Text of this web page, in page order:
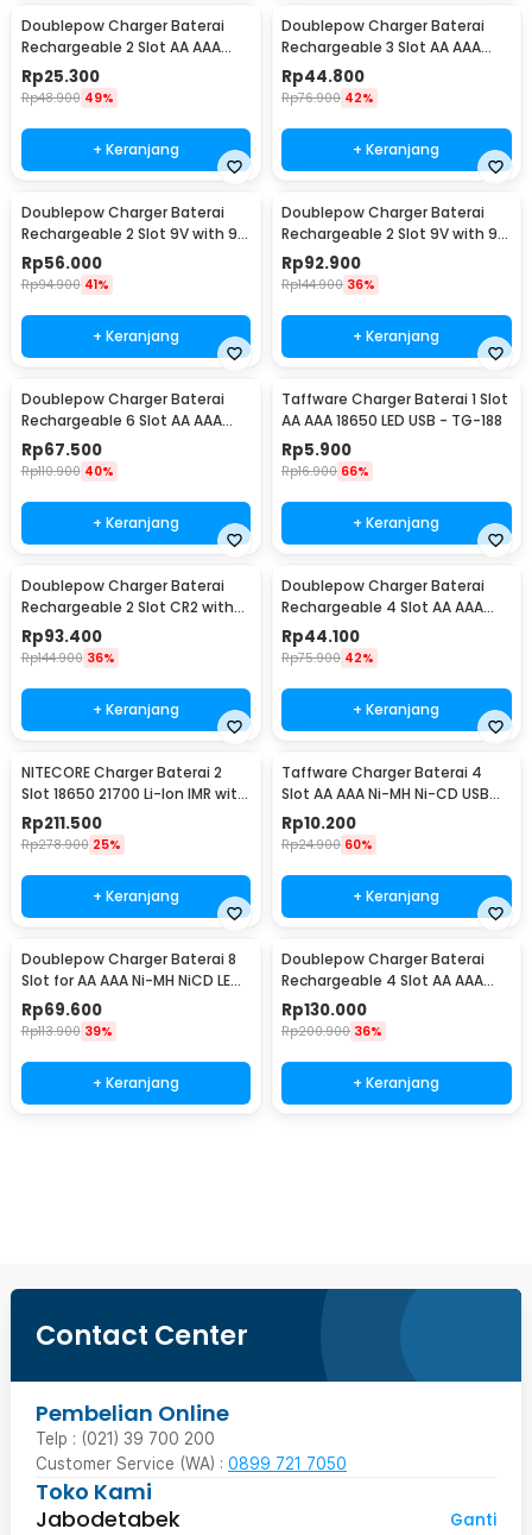
Doublepow Charger Baterai
Rechargeable 2 Slot AA AAA
with AA 2 PCS - DP-B01 800
Rp25.300
Rp48.900 49%
+ Keranjang
Doublepow Charger Baterai
Rechargeable 3 Slot AA AAA
with AA 3 PCS - DP-B33
Rp44.800
Rp76.900 42%
+ Keranjang
Doublepow Charger Baterai
Rechargeable 2 Slot 9V with 9V
1 PCS - DP-B09
Rp56.000
Rp94.900 41%
+ Keranjang
Doublepow Charger Baterai
Rechargeable 2 Slot 9V with 9V
2 PCS - DP-B09
Rp92.900
Rp144.900 36%
+ Keranjang
Doublepow Charger Baterai
Rechargeable 6 Slot AA AAA
with AA 6 PCS - DP-B06
Rp67.500
Rp110.900 40%
+ Keranjang
Taffware Charger Baterai 1 Slot
AA AAA 18650 LED USB - TG-188
Rp5.900
Rp16.900 66%
+ Keranjang
Doublepow Charger Baterai
Rechargeable 2 Slot CR2 with
CR2 2 PCS - DP-K06
Rp93.400
Rp144.900 36%
+ Keranjang
Doublepow Charger Baterai
Rechargeable 4 Slot AA AAA
with AA 4 PCS - DP-U82
Rp44.100
Rp75.900 42%
+ Keranjang
NITECORE Charger Baterai 2
Slot 18650 21700 Li-Ion IMR with
LED Light - UI2
Rp211.500
Rp278.900 25%
+ Keranjang
Taffware Charger Baterai 4
Slot AA AAA Ni-MH Ni-CD USB
Plug - B-04
Rp10.200
Rp24.900 60%
+ Keranjang
Doublepow Charger Baterai 8
Slot for AA AAA Ni-MH NiCD LED
Light - DP-K18
Rp69.600
Rp113.900 39%
+ Keranjang
Doublepow Charger Baterai
Rechargeable 4 Slot AA AAA
with AA 4 PCS - DP-K11
Rp130.000
Rp200.900 36%
+ Keranjang
Contact Center
Pembelian Online
Telp : (021) 39 700 200
Customer Service (WA) : 0899 721 7050
Toko Kami
Jabodetabek
Ganti